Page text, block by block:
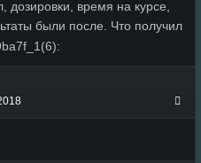
дозировки, время на курсе,
были после. Что получил